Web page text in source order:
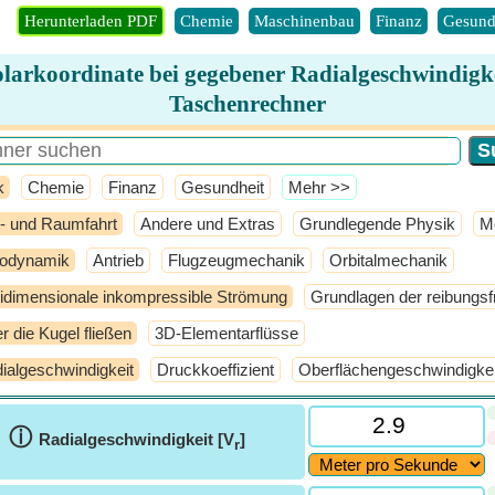
Herunterladen PDF Chemie Maschinenbau Finanz
bei gegebener
Taschenrechner
Chemie Finanz Gesundheit
​Mehr >>
und Raumfahrt
Andere und Extras Grundlegende Physik
Antrieb Flugzeugmechanik
Orbitalmechanik
inkompressible Strömung
Grundlagen der
die Kugel fließen
3D-Elementarflüsse
Druckkoeffizient
ⓘ Radialgeschwindigkeit [Vr]